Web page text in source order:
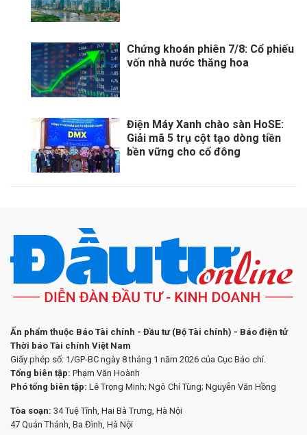
Chứng khoán phiên 7/8: Cổ phiếu
vốn nhà nước thăng hoa
Điện Máy Xanh chào sàn HoSE:
Giải mã 5 trụ cột tạo dòng tiền
bền vững cho cổ đông
Ấn phẩm thuộc Báo Tài chính - Đầu tư (Bộ Tài chính) - Báo điện tử
Thời báo Tài chính Việt Nam
Giấy phép số: 1/GP-BC ngày 8 tháng 1 năm 2026 của Cục Báo chí.
Tổng biên tập: Phạm Văn Hoành
Phó tổng biên tập: Lê Trọng Minh; Ngô Chí Tùng; Nguyễn Văn Hồng
Tòa soạn: 34 Tuệ Tĩnh, Hai Bà Trưng, Hà Nội
47 Quán Thánh, Ba Đình, Hà Nội